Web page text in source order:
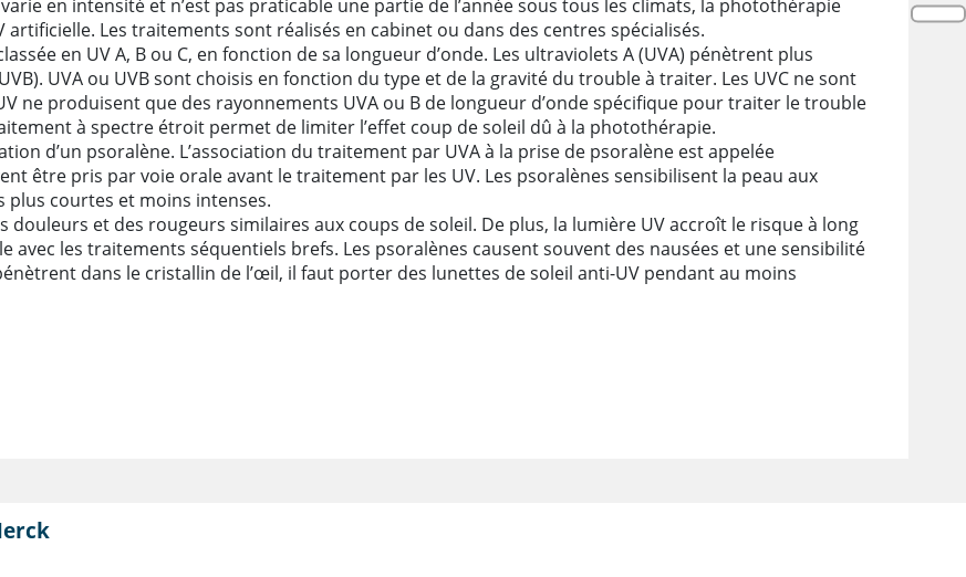
en intensité et n’est pas praticable une partie de l’année sous tous les climats, la photothérapie
Les traitements sont réalisés en cabinet ou dans des centres spécialisés.
en UV A, B ou C, en fonction de sa longueur d’onde. Les ultraviolets A (UVA) pénètrent plus
UVA ou UVB sont choisis en fonction du type et de la gravité du trouble à traiter. Les UVC ne sont
ne produisent que des rayonnements UVA ou B de longueur d’onde spécifique pour traiter le trouble
à spectre étroit permet de limiter l’effet coup de soleil dû à la photothérapie.
d’un psoralène. L’association du traitement par UVA à la prise de psoralène est appelée
être pris par voie orale avant le traitement par les UV. Les psoralènes sensibilisent la peau aux
plus courtes et moins intenses.
et des rougeurs similaires aux coups de soleil. De plus, la lumière UV accroît le risque à long
avec les traitements séquentiels brefs. Les psoralènes causent souvent des nausées et une sensibilité
dans le cristallin de l’œil, il faut porter des lunettes de soleil anti-UV pendant au moins